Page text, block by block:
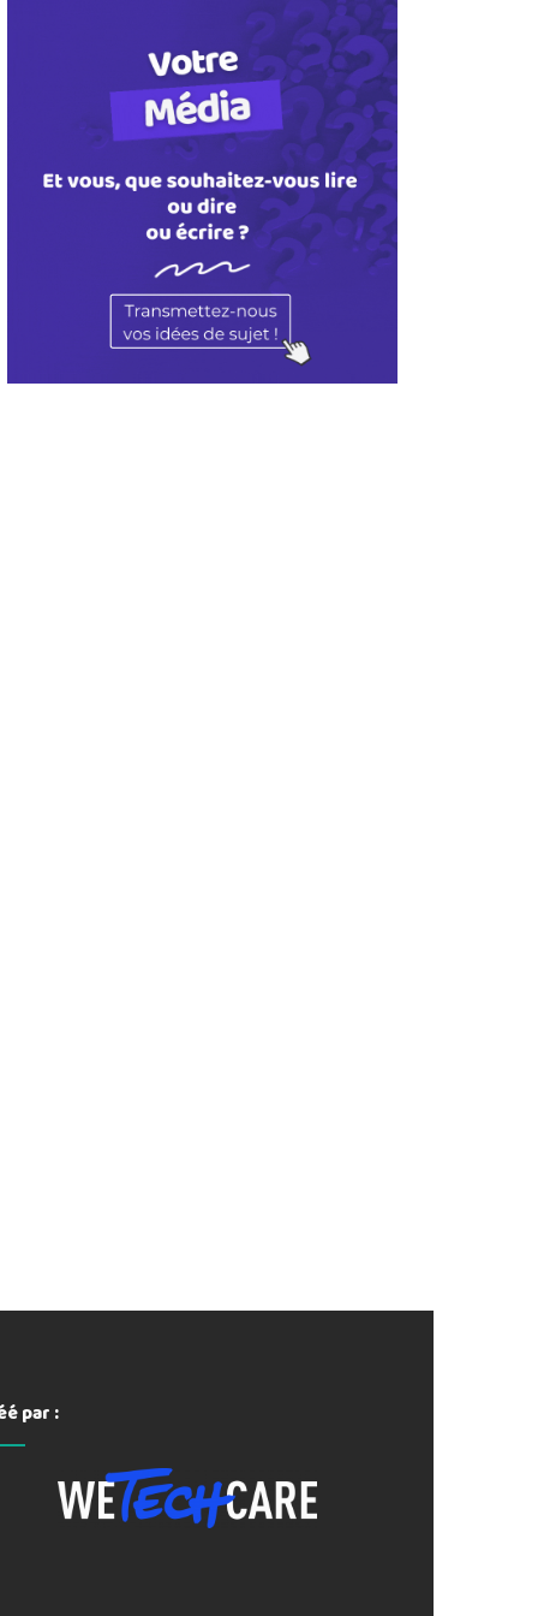
par :